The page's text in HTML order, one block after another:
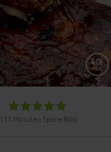
111 Minuten Spare Ribs